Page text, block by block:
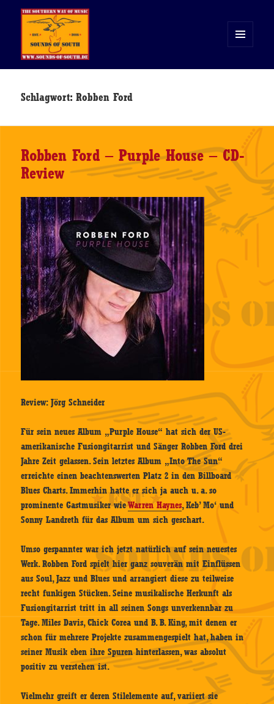
WIDGETS
Schlagwort:Robben Ford
Robben Ford – Purple House – CD-
Review
Review: Jörg Schneider
Für sein neues Album „Purple House“ hat sich der US-
amerikanische Fusiongitarrist und Sänger Robben Ford drei
Jahre Zeit gelassen. Sein letztes Album „Into The Sun“
erreichte einen beachtenswerten Platz 2 in den Billboard
Blues Charts. Immerhin hatte er sich ja auch u. a. so
prominente Gastmusiker wieWarren Haynes, Keb’ Mo‘ und
Sonny Landreth für das Album um sich geschart.
Umso gespannter war ich jetzt natürlich auf sein neuestes
Werk. Robben Ford spielt hier ganz souverän mit Einflüssen
aus Soul, Jazz und Blues und arrangiert diese zu teilweise
recht funkigen Stücken. Seine musikalische Herkunft als
Fusiongitarrist tritt in all seinen Songs unverkennbar zu
Tage. Miles Davis, Chick Corea und B. B. King, mit denen er
schon für mehrere Projekte zusammengespielt hat, haben in
seiner Musik eben ihre Spuren hinterlassen, was absolut
positiv zu verstehen ist.
Vielmehr greift er deren Stilelemente auf, variiert sie